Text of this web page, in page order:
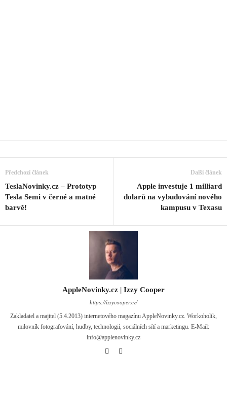
Předchozí článek
TeslaNovinky.cz – Prototyp
Tesla Semi v černé a matné
barvě!
Další článek
Apple investuje 1 milliard
dolarů na vybudování nového
kampusu v Texasu
AppleNovinky.cz | Izzy Cooper
https://izzycooper.cz/
Zakladatel a majitel (5.4.2013) internetového magazínu AppleNovinky.cz. Workoholik,
milovník fotografování, hudby, technologií, sociálních sítí a marketingu. E-Mail:
info@applenovinky.cz